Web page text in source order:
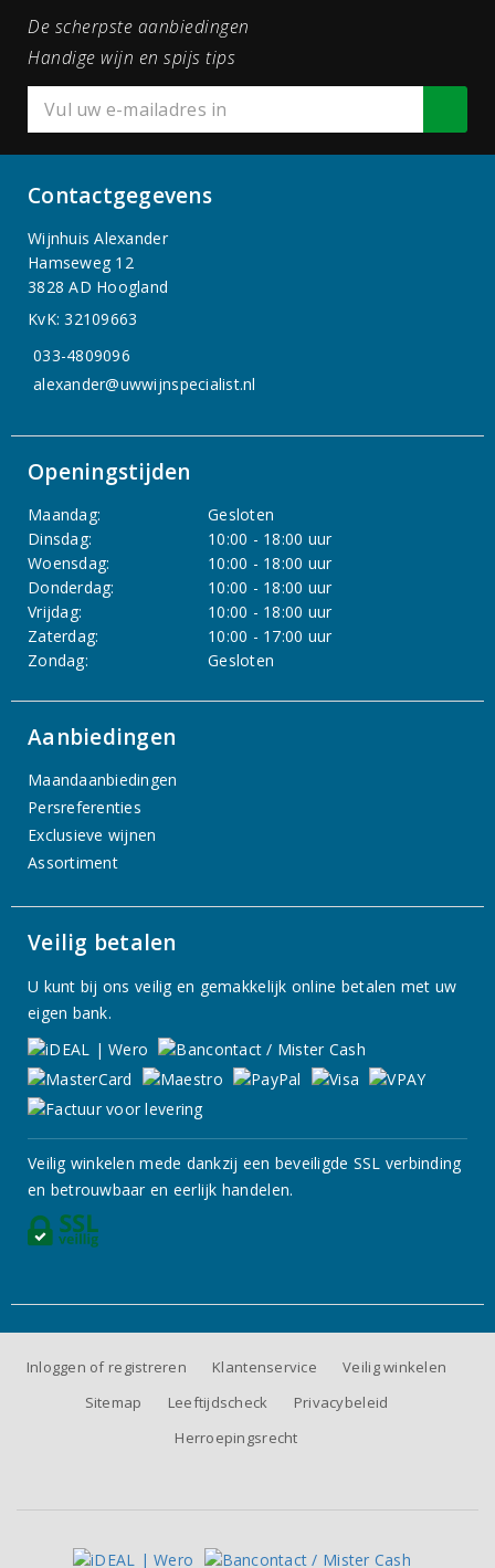
De scherpste aanbiedingen
Handige wijn en spijs tips
Contactgegevens
Wijnhuis Alexander
Hamseweg 12
3828 AD Hoogland
KvK: 32109663
033-4809096
alexander@uwwijnspecialist.nl
Openingstijden
Maandag:
Gesloten
Dinsdag:
10:00 - 18:00 uur
Woensdag:
10:00 - 18:00 uur
Donderdag:
10:00 - 18:00 uur
Vrijdag:
10:00 - 18:00 uur
Zaterdag:
10:00 - 17:00 uur
Zondag:
Gesloten
Aanbiedingen
Maandaanbiedingen
Persreferenties
Exclusieve wijnen
Assortiment
Veilig betalen
U kunt bij ons veilig en gemakkelijk online betalen met uw
eigen bank.
Veilig winkelen mede dankzij een beveiligde SSL verbinding
en betrouwbaar en eerlijk handelen.
Inloggen of registreren Klantenservice
Veilig winkelen
Sitemap
Leeftijdscheck
Privacybeleid
Herroepingsrecht